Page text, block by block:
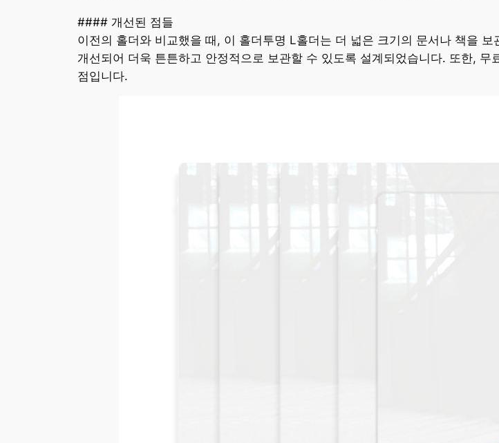
#### 개선된 점들
이전의 홀더와 비교했을 때, 이 홀더투명 L홀더는 더 넓은 크기의 문서나 책을
개선되어 더욱 튼튼하고 안정적으로 보관할 수 있도록 설계되었습니다. 또한,
점입니다.